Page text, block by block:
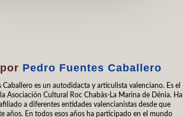
Pedro Fuentes Caballero
Caballero es un autodidacta y articulista valenciano. Es el
Asociación Cultural Roc Chabàs-La Marina de Dénia. Ha
a diferentes entidades valencianistas desde que
años. En todos esos años ha participado en el mundo